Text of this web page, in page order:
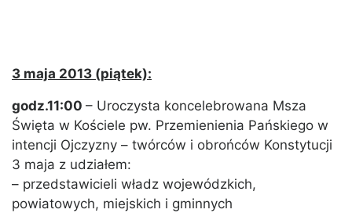
3 maja 2013 (piątek):
godz.11:00 – Uroczysta koncelebrowana Msza
Święta w Kościele pw. Przemienienia Pańskiego w
intencji Ojczyzny – twórców i obrońców Konstytucji
3 maja z udziałem:
– przedstawicieli władz wojewódzkich,
powiatowych, miejskich i gminnych